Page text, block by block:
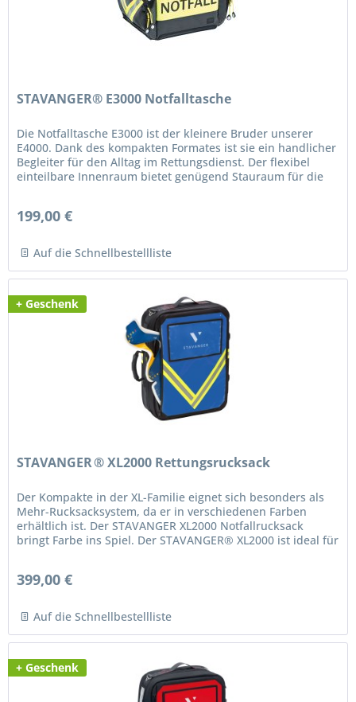
STAVANGER® E3000 Notfalltasche
Die Notfalltasche E3000 ist der kleinere Bruder unserer
E4000. Dank des kompakten Formates ist sie ein handlicher
Begleiter für den Alltag im Rettungsdienst. Der flexibel
einteilbare Innenraum bietet genügend Stauraum für die
199,00 €
Auf die Schnellbestellliste
+ Geschenk
STAVANGER ® XL2000 Rettungsrucksack
Der Kompakte in der XL-Familie eignet sich besonders als
Mehr-Rucksacksystem, da er in verschiedenen Farben
erhältlich ist. Der STAVANGER XL2000 Notfallrucksack
bringt Farbe ins Spiel. Der STAVANGER® XL2000 ist ideal für
399,00 €
Auf die Schnellbestellliste
+ Geschenk